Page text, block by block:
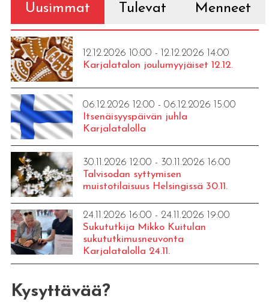
Uusimmat Tulevat Menneet
12.12.2026 10:00 - 12.12.2026 14:00
Karjalatalon joulumyyjäiset 12.12.
06.12.2026 12:00 - 06.12.2026 15:00
Itsenäisyyspäivän juhla
Karjalatalolla
30.11.2026 12:00 - 30.11.2026 16:00
Talvisodan syttymisen
muistotilaisuus Helsingissä 30.11.
24.11.2026 16:00 - 24.11.2026 19:00
Sukututkija Mikko Kuitulan
sukututkimusneuvonta
Karjalatalolla 24.11.
Kysyttävää?